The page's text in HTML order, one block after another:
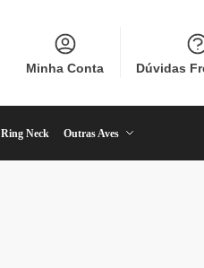
Minha Conta Dúvidas
Ring Neck Outras Aves